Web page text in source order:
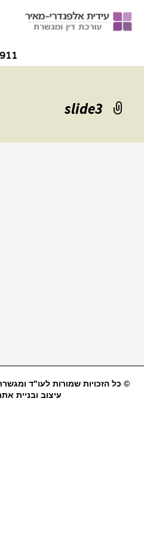
slide3
© כל הזכויות שמורות לעו"ד ומגשרת
עיצוב ובניית